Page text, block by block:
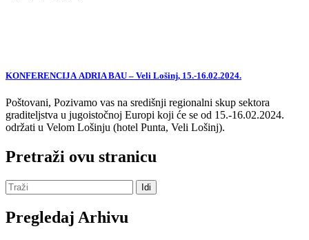
KONFERENCIJA ADRIA BAU – Veli Lošinj, 15.-16.02.2024.
Poštovani, Pozivamo vas na središnji regionalni skup sektora
graditeljstva u jugoistočnoj Europi koji će se od 15.-16.02.2024.
održati u Velom Lošinju (hotel Punta, Veli Lošinj).
Pretraži ovu stranicu
Pregledaj Arhivu